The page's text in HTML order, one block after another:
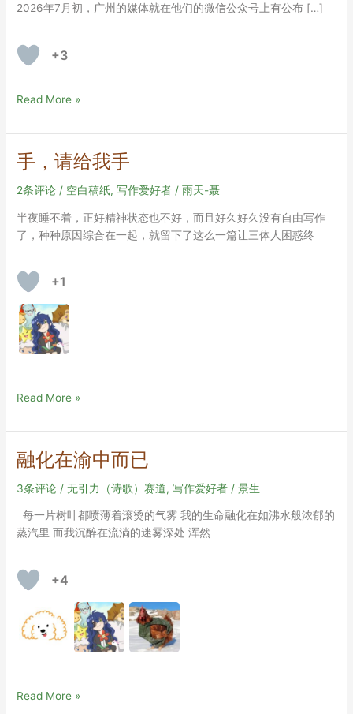
2026年7月初，广州的媒体就在他们的微信公众号上有公布 […]
+3
旅
归
情
心
驿
（非
虚
（副
标
题：
明
明
我
心）
Read More »
手，请给我手
2条评论 / 空白稿纸,写作爱好者 /雨天-聂
半夜睡不着，正好精神状态也不好，而且好久好久没有自由写作
了，种种原因综合在一起，就留下了这么一篇让三体人困惑终
+1
手，
给
我
手
Read More »
融化在渝中而已
3条评论 /无引力（诗歌）赛道,写作爱好者 /景生
每一片树叶都喷薄着滚烫的气雾 我的生命融化在如沸水般浓郁的
蒸汽里 而我沉醉在流淌的迷雾深处 浑然
+4
融
Read More »